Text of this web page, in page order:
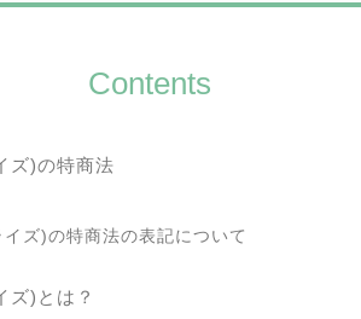
Contents
ズ)の特商法
ズ)の特商法の表記について
ズ)とは？